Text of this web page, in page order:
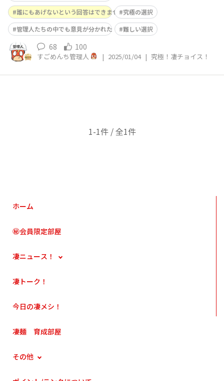
誰にもあげないという回答はできません究極の選択
管理人たちの中でも意見が分かれた
難しい選択
68 100
すごめんち管理人 | 2025/01/04 | 究極！凄チョイス！
1-1件 / 全1件
ホーム
㊙会員限定部屋
凄ニュース！
凄トーク！
今日の凄メシ！
凄麺 育成部屋
その他